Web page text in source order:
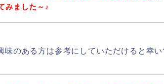
みました～♪
のある方は参考にしていただけると幸い